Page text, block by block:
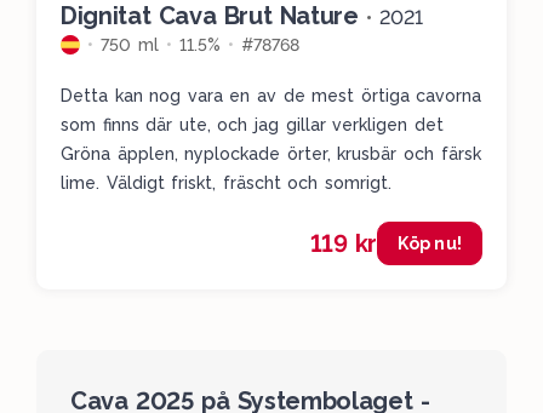
Dignitat Cava Brut Nature • 2021
750 ml 11.5% #78768
Detta kan nog vara en av de mest örtiga cavorna
som finns där ute, och jag gillar verkligen det
Gröna äpplen, nyplockade örter, krusbär och färsk
lime. Väldigt friskt, fräscht och somrigt.
119 kr Köp nu!
Cava 2025 på Systembolaget -